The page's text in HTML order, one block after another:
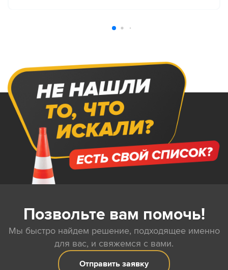
Позвольте вам помочь!
Мы быстро найдем решение, подходящее именно
для вас, и свяжемся с вами.
Отправить заявку